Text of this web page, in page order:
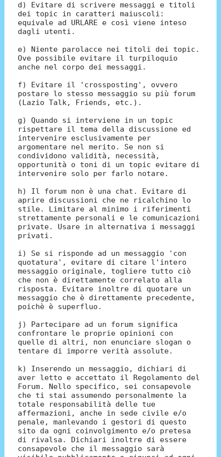
d) Evitare di scrivere messaggi e titoli
dei topic in caratteri maiuscoli:
equivale ad URLARE e così viene inteso
dagli utenti.
e) Niente parolacce nei titoli dei topic.
Ove possibile evitare il turpiloquio
anche nel corpo dei messaggi.
f) Evitare il 'crossposting', ovvero
postare lo stesso messaggio su più forum
(Lazio Talk, Friends, etc.).
g) Quando si interviene in un topic
rispettare il tema della discussione ed
intervenire esclusivamente per
argomentare nel merito. Se non si
condividono validità, necessità,
opportunità o toni di un topic evitare di
intervenire solo per farlo notare.
h) Il forum non è una chat. Evitare di
aprire discussioni che ne ricalchino lo
stile. Limitare al minimo i riferimenti
strettamente personali e le comunicazioni
private. Usare in alternativa i messaggi
privati.
i) Se si risponde ad un messaggio 'con
quotatura', evitare di citare l'intero
messaggio originale, togliere tutto ciò
che non è direttamente correlato alla
risposta. Evitare inoltre di quotare un
messaggio che è direttamente precedente,
poichè è superfluo.
j) Partecipare ad un forum significa
confrontare le proprie opinioni con
quelle di altri, non enunciare slogan o
tentare di imporre verità assolute.
k) Inserendo un messaggio, dichiari di
aver letto e accettato il Regolamento del
Forum. Nello specifico, sei consapevole
che ti stai assumendo personalmente la
totale responsabilità delle tue
affermazioni, anche in sede civile e/o
penale, manlevando i gestori di questo
sito da ogni coinvolgimento e/o pretesa
di rivalsa. Dichiari inoltre di essere
consapevole che il messaggio sarà